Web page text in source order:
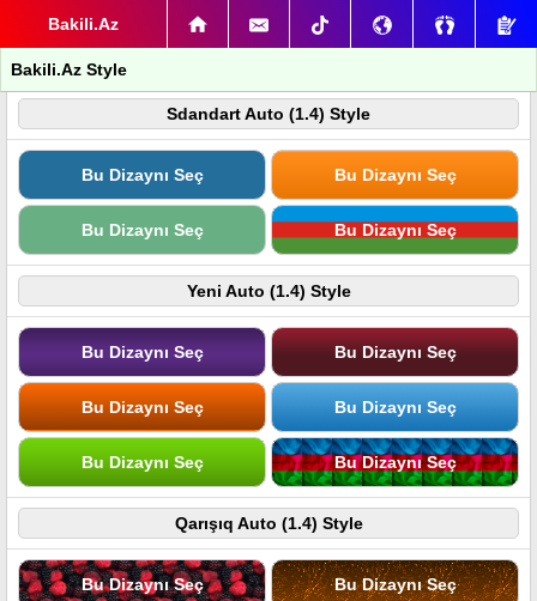
Bakili.Az
Bakili.Az Style
Sdandart Auto (1.4) Style
Bu Dizaynı Seç Bu Dizaynı Seç
Bu Dizaynı Seç Bu Dizaynı Seç
Yeni Auto (1.4) Style
Bu Dizaynı Seç Bu Dizaynı Seç
Bu Dizaynı Seç Bu Dizaynı Seç
Bu Dizaynı Seç Bu Dizaynı Seç
Qarışıq Auto (1.4) Style
Bu Dizaynı Seç Bu Dizaynı Seç